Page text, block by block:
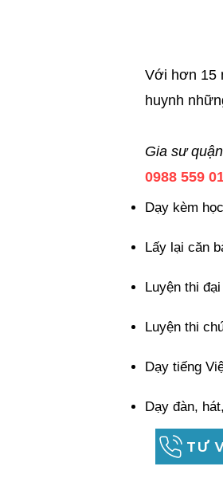
Với hơn 15
huynh
Gia sư
0988 559
Dạy kèm
Lấy lại căn
Luyện thi
Luyện thi
Dạy tiếng
Dạy đàn,
TƯ